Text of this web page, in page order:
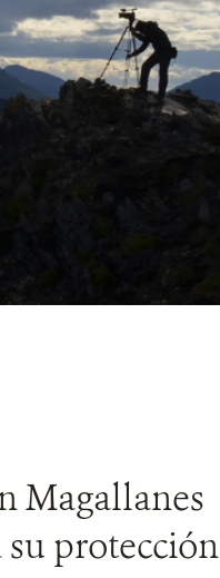
Magallanes
protección